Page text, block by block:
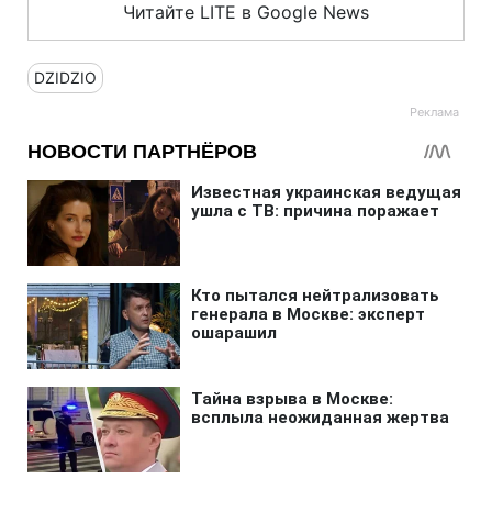
Читайте LITE в Google News
DZIDZIO